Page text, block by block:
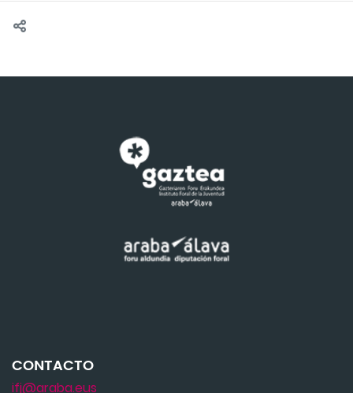
CONTACTO
ifj@araba.eus